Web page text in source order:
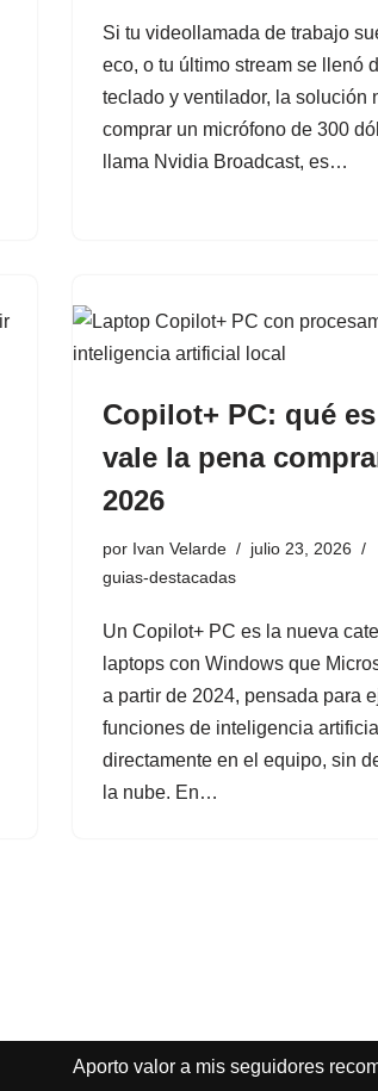
Si tu videollamada de trabajo
eco, o tu último stream se llenó
teclado y ventilador, la solución
comprar un micrófono de 300
llama Nvidia Broadcast, es…
Copilot+ PC: qué
vale la pena
2026
por Ivan Velarde
julio 23, 2026
guias-destacadas
Un Copilot+ PC es la nueva
laptops con Windows que
a partir de 2024, pensada para
funciones de inteligencia artificial
directamente en el equipo, sin
la nube. En…
Aporto valor a mis seguidores